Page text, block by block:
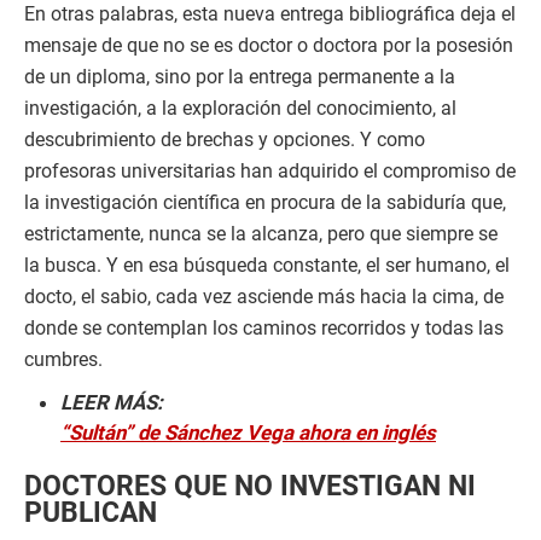
En otras palabras, esta nueva entrega bibliográfica deja el
mensaje de que no se es doctor o doctora por la posesión
de un diploma, sino por la entrega permanente a la
investigación, a la exploración del conocimiento, al
descubrimiento de brechas y opciones. Y como
profesoras universitarias han adquirido el compromiso de
la investigación científica en procura de la sabiduría que,
estrictamente, nunca se la alcanza, pero que siempre se
la busca. Y en esa búsqueda constante, el ser humano, el
docto, el sabio, cada vez asciende más hacia la cima, de
donde se contemplan los caminos recorridos y todas las
cumbres.
LEER MÁS:
“Sultán” de Sánchez Vega ahora en inglés
DOCTORES QUE NO INVESTIGAN NI
PUBLICAN